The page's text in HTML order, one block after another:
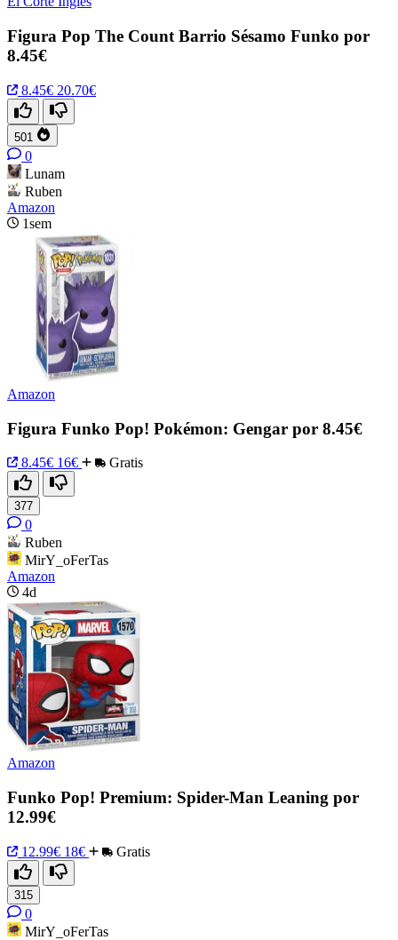
Figura Pop The Count Barrio Sésamo Funko por
8.45€
8.45€ 20.70€
501
0
Lunam
Ruben
Amazon
1sem
Amazon
Figura Funko Pop! Pokémon: Gengar por 8.45€
8.45€ 16€ Gratis
377
0
Ruben
MirY_oFerTas
Amazon
4d
Amazon
Funko Pop! Premium: Spider-Man Leaning por
12.99€
12.99€ 18€ Gratis
315
0
MirY_oFerTas